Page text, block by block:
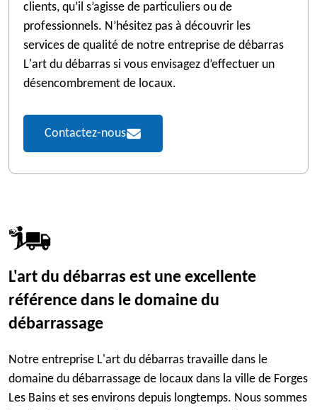
clients, qu’il s’agisse de particuliers ou de
professionnels. N’hésitez pas à découvrir les
services de qualité de notre entreprise de débarras
L'art du débarras si vous envisagez d’effectuer un
désencombrement de locaux.
Contactez-nous
L'art du débarras est une excellente
référence dans le domaine du
débarrassage
Notre entreprise L'art du débarras travaille dans le
domaine du débarrassage de locaux dans la ville de Forges
Les Bains et ses environs depuis longtemps. Nous sommes